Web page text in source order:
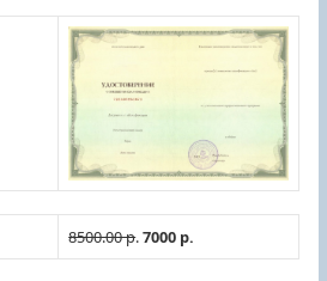
8500.00 р.7000 р.